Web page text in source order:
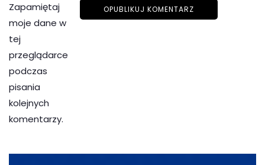
Zapamiętaj
moje dane w
tej
przeglądarce
podczas
pisania
kolejnych
komentarzy.